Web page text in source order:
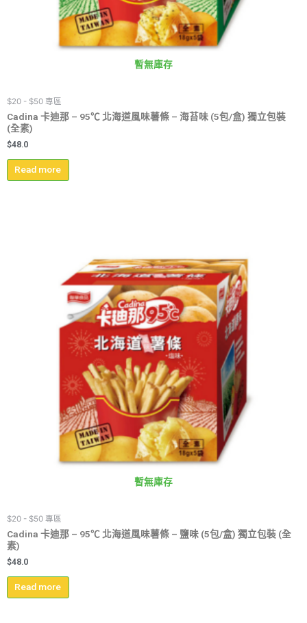
暫無庫存
$20 - $50 專區
Cadina 卡迪那 – 95℃ 北海道風味薯條 – 海苔味 (5包/盒) 獨立包裝
(全素)
$48.0
Read more
暫無庫存
$20 - $50 專區
Cadina 卡迪那 – 95℃ 北海道風味薯條 – 鹽味 (5包/盒) 獨立包裝 (全
素)
$48.0
Read more